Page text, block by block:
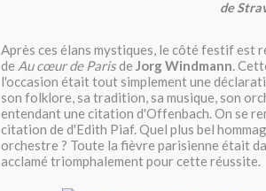
de
Après ces élans mystiques, le côté festif est
de Au cœur de Parisde Jorg Windmann.
l'occasion était tout simplement une
son folklore, sa tradition, sa musique, son
entendant une citation d'Offenbach. On se
citation de d'Edith Piaf. Quel plus bel
orchestre ? Toute la fièvre parisienne était
acclamé triomphalement pour cette réussite.